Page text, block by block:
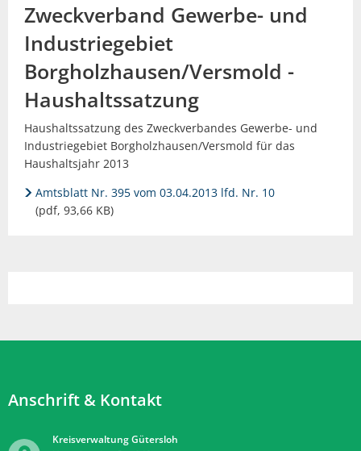
Zweckverband Gewerbe- und
Industriegebiet
Borgholzhausen/Versmold -
Haushaltssatzung
Haushaltssatzung des Zweckverbandes Gewerbe- und
Industriegebiet Borgholzhausen/Versmold für das
Haushaltsjahr 2013
Amtsblatt Nr. 395 vom 03.04.2013 lfd. Nr. 10
(pdf, 93,66 KB)
Anschrift & Kontakt
Kreisverwaltung Gütersloh